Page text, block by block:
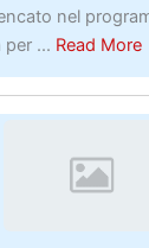
nel
per ... Read More